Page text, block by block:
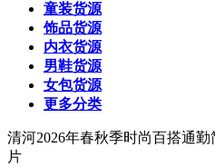
童装货源
饰品货源
内衣货源
男鞋货源
女包货源
更多分类
清河2026年春秋季时尚百搭通
片